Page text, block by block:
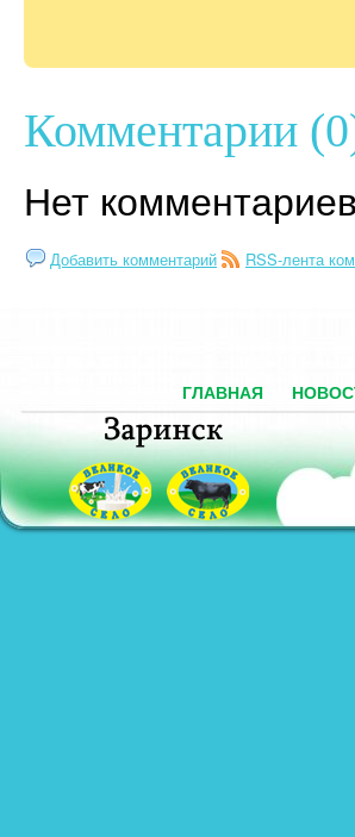
Комментарии
Нет
Добавить комментарий RSS-лента
ГЛАВНАЯ